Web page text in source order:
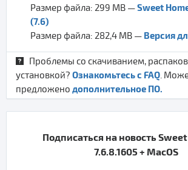
Размер файла: 299 MB —Sweet
(7.6)
Размер файла: 282,4 MB — Версия
Проблемы со скачиванием,
установкой? Ознакомьтесь с FAQ.
предложено дополнительное ПО.
Подписаться на новость Sweet
7.6.8.1605 + MacOS